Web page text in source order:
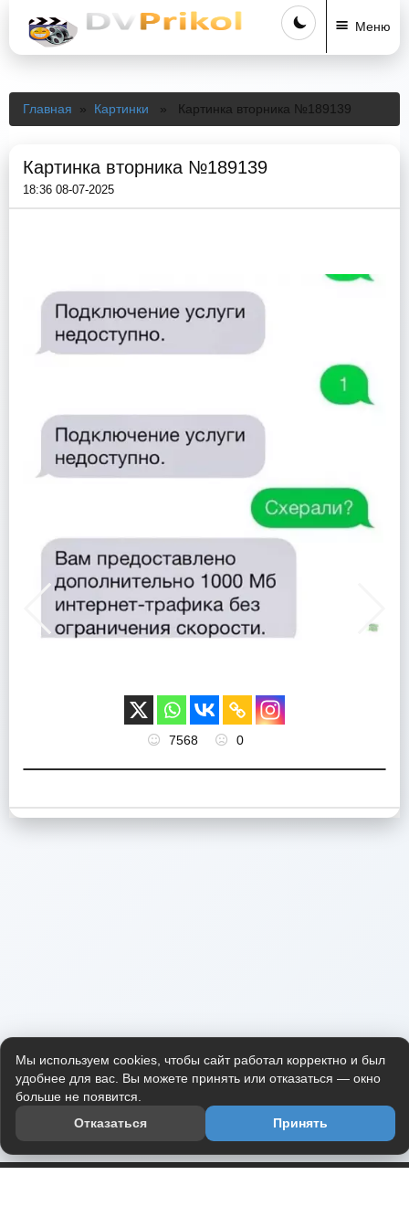
Меню
Главная » Картинки » Картинка вторника №189139
Картинка вторника №189139
18:36 08-07-2025
7568 0
Мы используем cookies, чтобы сайт работал корректно и был
удобнее для вас. Вы можете принять или отказаться — окно
больше не появится.
Отказаться
Принять